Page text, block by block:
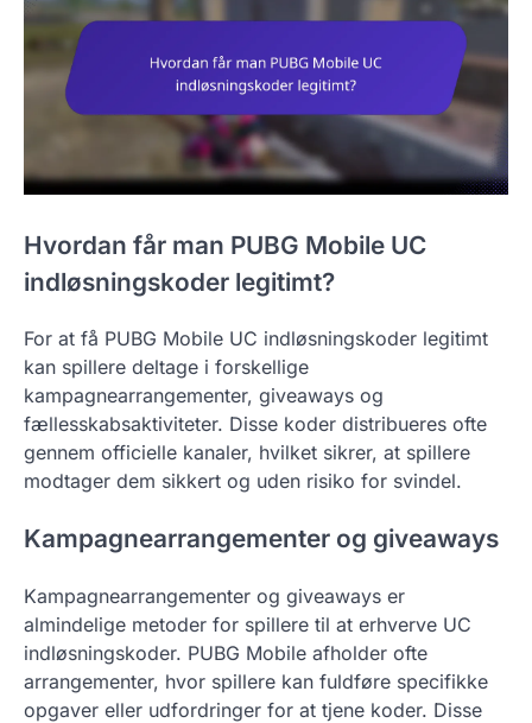
Hvordan får man PUBG Mobile UC
indløsningskoder legitimt?
For at få PUBG Mobile UC indløsningskoder legitimt
kan spillere deltage i forskellige
kampagnearrangementer, giveaways og
fællesskabsaktiviteter. Disse koder distribueres ofte
gennem officielle kanaler, hvilket sikrer, at spillere
modtager dem sikkert og uden risiko for svindel.
Kampagnearrangementer og giveaways
Kampagnearrangementer og giveaways er
almindelige metoder for spillere til at erhverve UC
indløsningskoder. PUBG Mobile afholder ofte
arrangementer, hvor spillere kan fuldføre specifikke
opgaver eller udfordringer for at tjene koder. Disse